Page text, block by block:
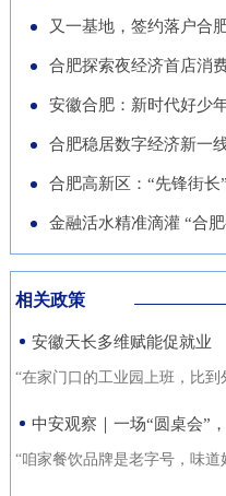
又一基地，签约落户合
合肥探索夜经济首店消
安徽合肥：新时代好少
合肥稳居数字经济新一
合肥高新区：“先锋街
金融活水精准滴灌 “合
相关政策
安徽天长多维赋能促就业
“在家门口的工业园上班，比
中安观察｜一场“圆桌会”，
“咱家餐饮品牌是老字号，味